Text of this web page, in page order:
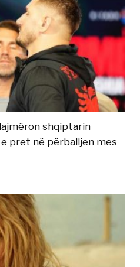
shqiptarin
pret në përballjen mes